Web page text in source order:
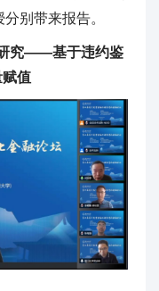
别带来报告。
究——基于违约鉴
赋值